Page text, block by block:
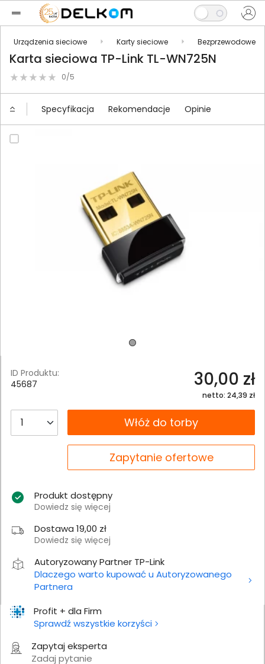
Urządzenia sieciowe Karty sieciowe Bezprzewodowe
Karta sieciowa TP-Link TL-WN725N
0/5
Specyfikacja Rekomendacje Opinie
Profit + dla Firm
Sprawdź wszystkie korzyści
Zapytaj eksperta
Zadaj pytanie
ID Produktu:
45687
30,00 zł
netto: 24,39 zł
__B2C.PRODUCT.QUANTITYWłóż do torby
Zapytanie ofertowe
Produkt dostępny
Dowiedz się więcej
Dostawa 19,00 zł
Dowiedz się więcej
Autoryzowany Partner TP-Link
Dlaczego warto kupować u Autoryzowanego
Partnera